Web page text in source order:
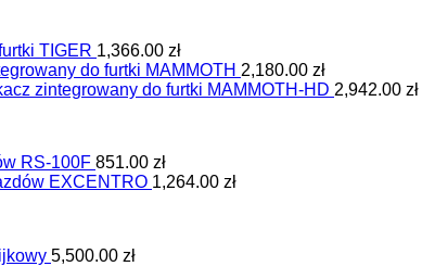
TIGER 1,366.00 zł
do furtki MAMMOTH 2,180.00 zł
zintegrowany do furtki MAMMOTH-HD 2,942.00 zł
RS-100F 851.00 zł
EXCENTRO 1,264.00 zł
5,500.00 zł